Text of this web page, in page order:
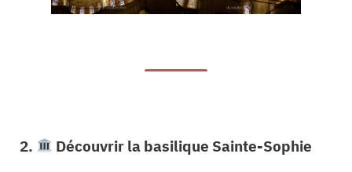
2. Découvrir la basilique Sainte-Sophie